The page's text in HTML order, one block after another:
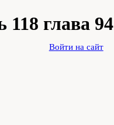
Войти на сайт
118 глава